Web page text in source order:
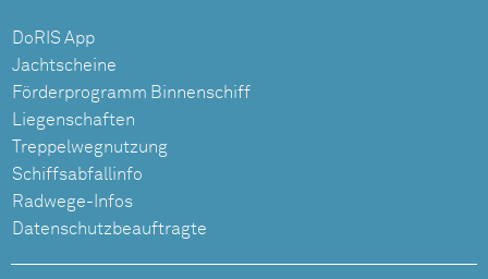
DoRIS App
Jachtscheine
Förderprogramm Binnenschiff
Liegenschaften
Treppelwegnutzung
Schiffsabfallinfo
Radwege-Infos
Datenschutzbeauftragte